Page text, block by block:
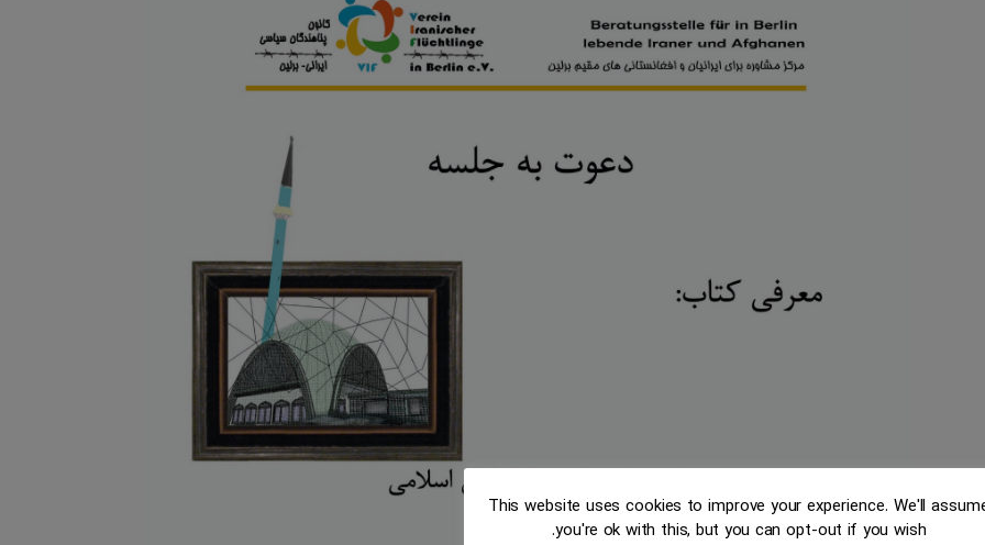
سیاسی
برلین
This website uses cookies to improve your experience. We'll
you're ok with this, but you can opt-out if you wish.